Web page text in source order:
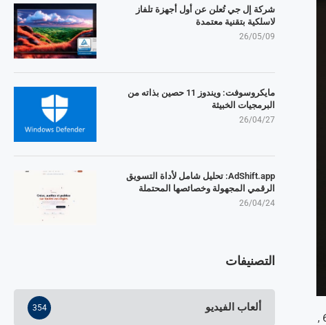
سيكون إصدار samsung galaxy s7 الجديد في الطّريق , و بالتّحديد خلال شهر فيفري الجاري , و ذلك مع معالج أفضل و نظام تشغيل أندرويد 6 ,
شركة إل جي تُعلن عن أول أجهزة تلفاز
لاسلكية بتقنية معتمدة
26/05/09
مايكروسوفت: ويندوز 11 حصين بذاته من
البرمجيات الخبيثة
26/04/27
AdShift.app: تحليل شامل لأداة التسويق
الرقمي المجهولة وخصائصها المحتملة
26/04/24
التصنيفات
ألعاب الفيديو 354